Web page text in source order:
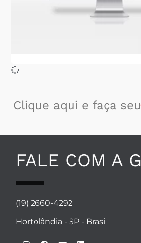
Clique aqui e faça seu
FALE COM A
(19) 2660-4292
Hortolândia - SP - Brasil